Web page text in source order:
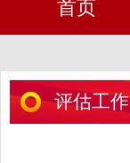
首页
评估工作